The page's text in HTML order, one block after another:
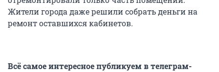
Жители города даже решили собрать деньги на
ремонт оставшихся кабинетов.
Всё самое интересное публикуем в телеграм-